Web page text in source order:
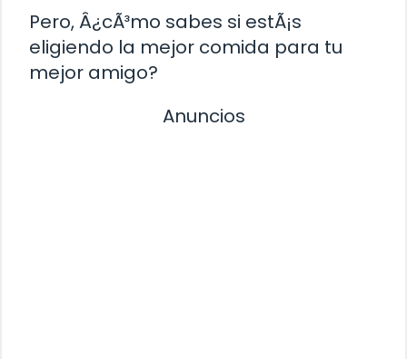
Pero, Â¿cÃ³mo sabes si estÃ¡s
eligiendo la mejor comida para tu
mejor amigo?
Anuncios